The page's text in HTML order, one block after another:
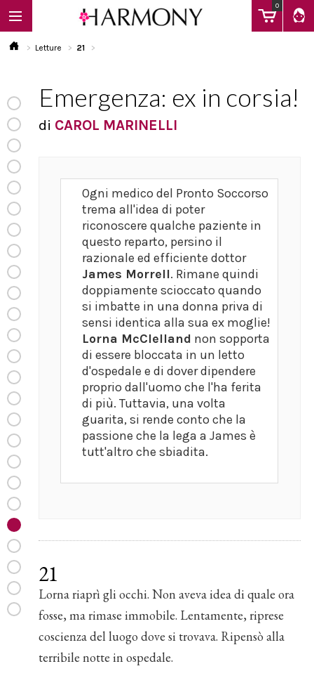
0
EBOOK
LIBRI
Calendario
FAQ
Letture 21
Emergenza: ex in corsia!
di CAROL MARINELLI
Ogni medico del Pronto Soccorso
trema all'idea di poter
riconoscere qualche paziente in
questo reparto, persino il
razionale ed efficiente dottor
James Morrell. Rimane quindi
doppiamente scioccato quando
si imbatte in una donna priva di
sensi identica alla sua ex moglie!
Lorna McClelland non sopporta
di essere bloccata in un letto
d'ospedale e di dover dipendere
proprio dall'uomo che l'ha ferita
di più. Tuttavia, una volta
guarita, si rende conto che la
passione che la lega a James è
tutt'altro che sbiadita.
21
Lorna riaprì gli occhi. Non aveva idea di quale ora
fosse, ma rimase immobile. Lentamente, riprese
coscienza del luogo dove si trovava. Ripensò alla
terribile notte in ospedale.